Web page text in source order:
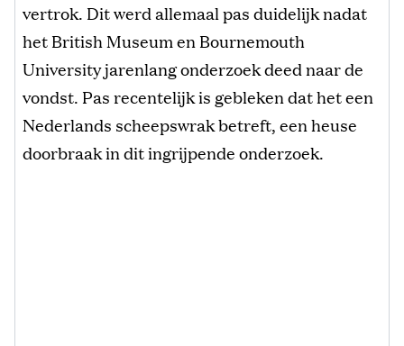
vertrok. Dit werd allemaal pas duidelijk nadat
het British Museum en Bournemouth
University jarenlang onderzoek deed naar de
vondst. Pas recentelijk is gebleken dat het een
Nederlands scheepswrak betreft, een heuse
doorbraak in dit ingrijpende onderzoek.